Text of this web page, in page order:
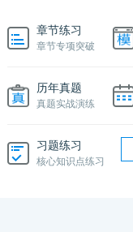
章节练习
章节专项突破
历年真题
真题实战演练
习题练习
核心知识点练习